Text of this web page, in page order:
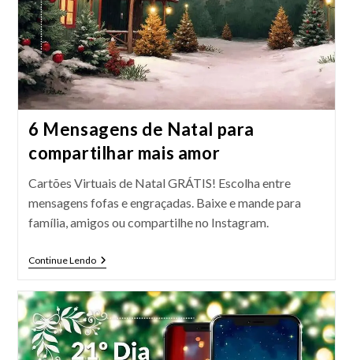
6 Mensagens de Natal para
compartilhar mais amor
Cartões Virtuais de Natal GRÁTIS! Escolha entre
mensagens fofas e engraçadas. Baixe e mande para
família, amigos ou compartilhe no Instagram.
Continue Lendo6
Mensagens
Natal
Para
Compartilhar
Mais
Amor